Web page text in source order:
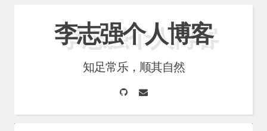
李志强个人博客
知足常乐，顺其自然
GitHubEmail